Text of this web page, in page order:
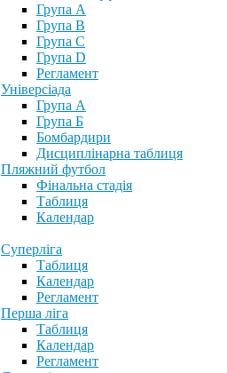
Група А
Група B
Група С
Група D
Регламент
Універсіада
Група А
Група Б
Бомбардири
Дисциплінарна таблиця
Пляжний футбол
Фінальна стадія
Таблиця
Календар
Суперліга
Таблиця
Календар
Регламент
Перша ліга
Таблиця
Календар
Регламент